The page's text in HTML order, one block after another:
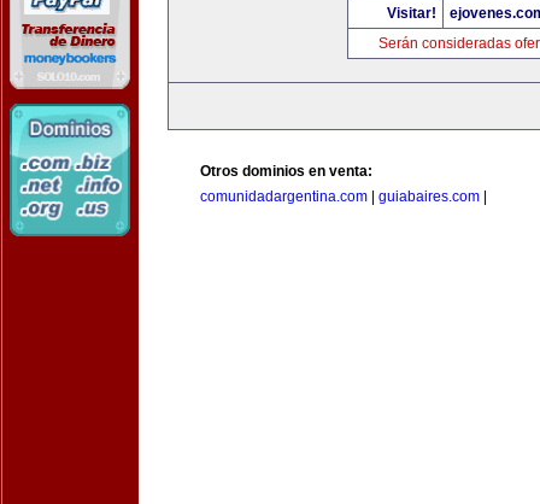
Visitar!
Serán consideradas
Otros dominios en venta:
comunidadargentina.com
guiabaires.com